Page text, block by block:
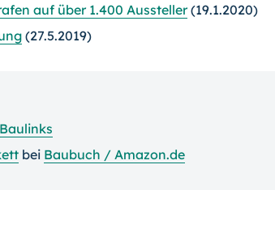
auf über 1.400 Aussteller(19.1.2020)
(27.5.2019)
Baulinks
bei Baubuch / Amazon.de